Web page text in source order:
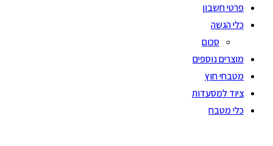
פרטי חשבון
כלי הגשה
סכום
מוצרים נוספים
מטבחי חוץ
ציוד למסעדות
כלי מטבח